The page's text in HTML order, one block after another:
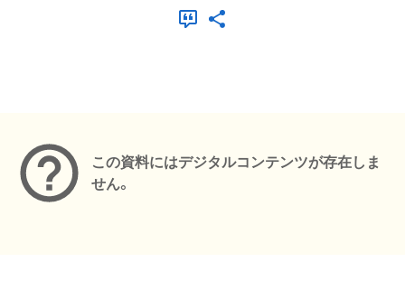
この資料にはデジタルコンテンツが存在しま
せん。